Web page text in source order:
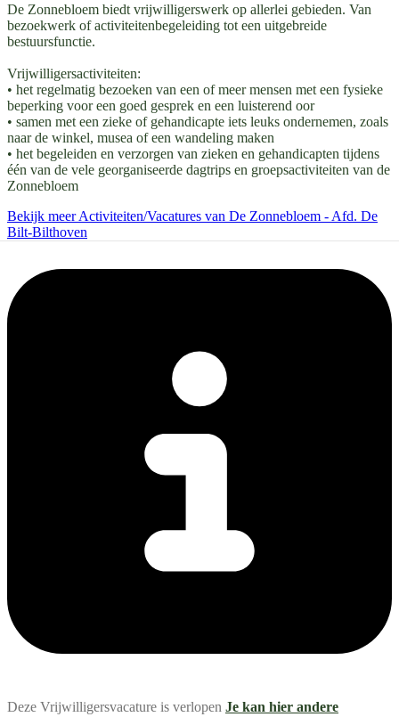
De Zonnebloem biedt vrijwilligerswerk op allerlei gebieden. Van
bezoekwerk of activiteitenbegeleiding tot een uitgebreide
bestuursfunctie.
Vrijwilligersactiviteiten:
• het regelmatig bezoeken van een of meer mensen met een fysieke
beperking voor een goed gesprek en een luisterend oor
• samen met een zieke of gehandicapte iets leuks ondernemen, zoals
naar de winkel, musea of een wandeling maken
• het begeleiden en verzorgen van zieken en gehandicapten tijdens
één van de vele georganiseerde dagtrips en groepsactiviteiten van de
Zonnebloem
Bekijk meer Activiteiten/Vacatures van De Zonnebloem - Afd. De
Bilt-Bilthoven
Deze Vrijwilligersvacature is verlopen Je kan hier andere